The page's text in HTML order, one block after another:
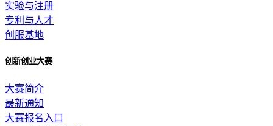
实验与注册
专利与人才
创服基地
创新创业大赛
大赛简介
最新通知
大赛报名入口